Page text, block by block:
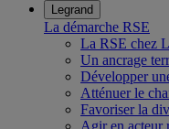
Legrand
La démarche RSE
La RSE chez
Un ancrage
Développer
Atténuer le
Favoriser la
Agir en acteur